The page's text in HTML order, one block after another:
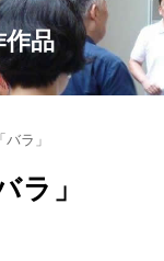
作品
ラ」
ラ」